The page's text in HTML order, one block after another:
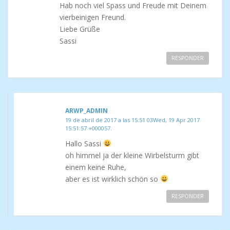
Hab noch viel Spass und Freude mit Deinem
vierbeinigen Freund.
Liebe Grüße
Sassi
RESPONDER
ARWP_ADMIN
19 de abril de 2017 a las 15:51 03Wed, 19 Apr 2017
15:51:57 +000057.
Hallo Sassi
oh himmel ja der kleine Wirbelsturm gibt
einem keine Ruhe,
aber es ist wirklich schön so
RESPONDER